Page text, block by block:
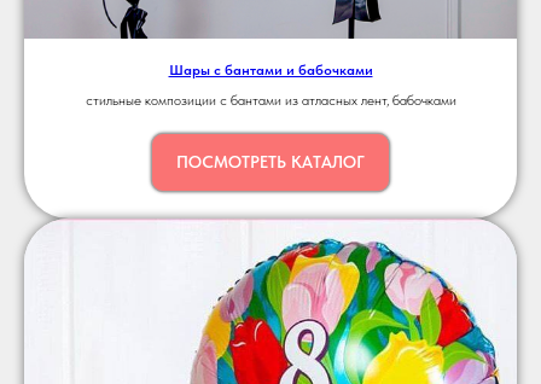
Шары с бантами и бабочками
стильные композиции с бантами из атласных лент, бабочками
ПОСМОТРЕТЬ КАТАЛОГ